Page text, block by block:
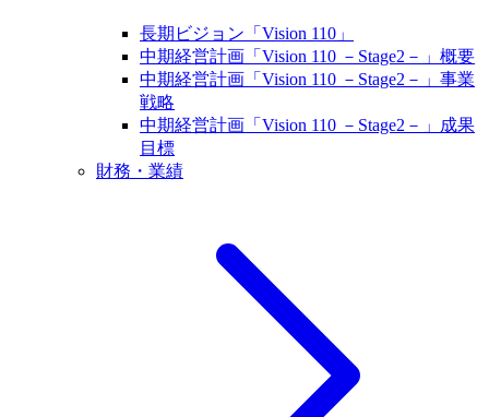
長期ビジョン「Vision 110」
中期経営計画「Vision 110 －Stage2－」概要
中期経営計画「Vision 110 －Stage2－」事業
戦略
中期経営計画「Vision 110 －Stage2－」成果
目標
財務・業績